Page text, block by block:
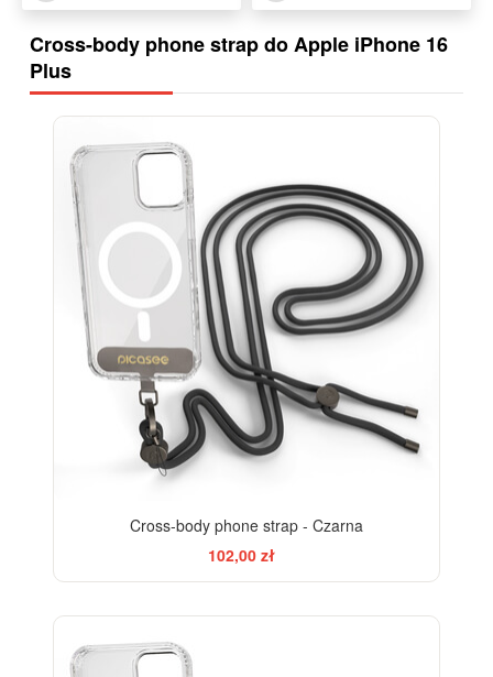
Cross-body phone strap do Apple iPhone 16
Plus
Cross-body phone strap - Czarna
102,00 zł